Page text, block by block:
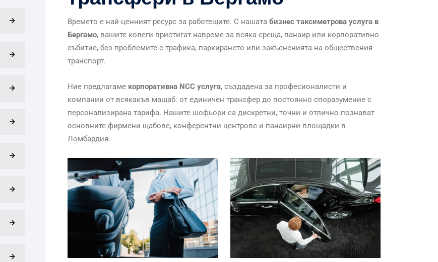
Времето е най-ценният ресурс за работещите. С нашата бизнес таксиметрова услуга в
Бергамо, вашите колеги пристигат навреме за всяка среща, панаир или корпоративно
събитие, без проблемите с трафика, паркирането или закъсненията на обществения
транспорт.
Ние предлагаме корпоративна NCC услуга, създадена за професионалисти и
компании от всякакъв мащаб: от единичен трансфер до постоянно споразумение с
персонализирана тарифа. Нашите шофьори са дискретни, точни и отлично познават
основните фирмени щабове, конферентни центрове и панаирни площадки в
Ломбардия.